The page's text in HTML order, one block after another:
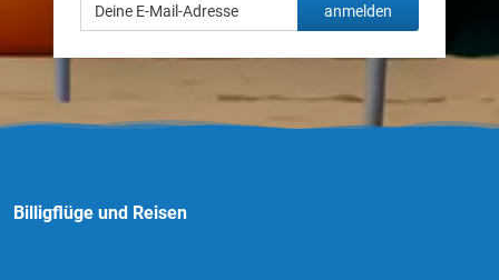
anmelden
Billigflüge und Reisen